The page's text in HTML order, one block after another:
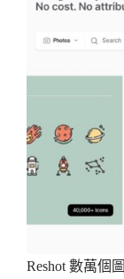
Reshot 數萬個